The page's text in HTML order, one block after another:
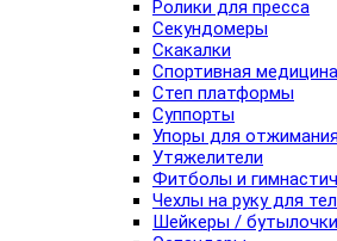
Ролики для пресса
Секундомеры
Скакалки
Спортивная
Степ платформы
Суппорты
Упоры для отжимания
Утяжелители
Фитболы и
Чехлы на руку для
Шейкеры / бутылочки